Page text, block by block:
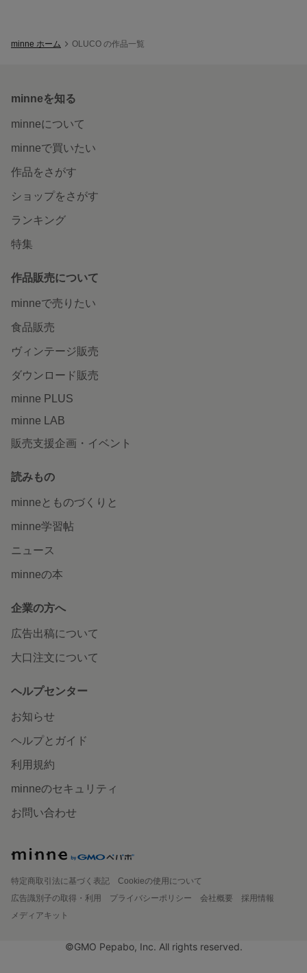
minne ホーム OLUCO の作品一覧
minneを知る
minneについて
minneで買いたい
作品をさがす
ショップをさがす
ランキング
特集
作品販売について
minneで売りたい
食品販売
ヴィンテージ販売
ダウンロード販売
minne PLUS
minne LAB
販売支援企画・イベント
読みもの
minneとものづくりと
minne学習帖
ニュース
minneの本
企業の方へ
広告出稿について
大口注文について
ヘルプセンター
お知らせ
ヘルプとガイド
利用規約
minneのセキュリティ
お問い合わせ
特定商取引法に基づく表記
Cookieの使用について
広告識別子の取得・利用
プライバシーポリシー 会社概要
採用情報
メディアキット
©GMO Pepabo, Inc. All rights reserved.